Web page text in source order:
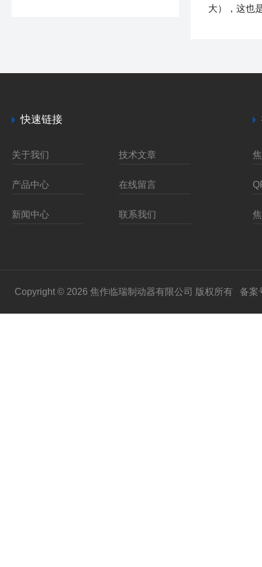
大），这也
快速链接
关于我们 技术文章
产品中心 在线留言
新闻中心 联系我们
Copyright © 2026 焦作临瑞制动器有限公司 版权所有 备案